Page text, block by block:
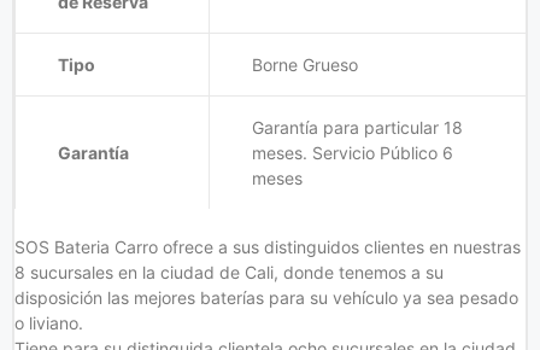
Tipo Borne Grueso
Garantía
Garantía para particular 18
meses. Servicio Público 6
meses
SOS Bateria Carro ofrece a sus distinguidos clientes en nuestras
8 sucursales en la ciudad de Cali, donde tenemos a su
disposición las mejores baterías para su vehículo ya sea pesado
o liviano.